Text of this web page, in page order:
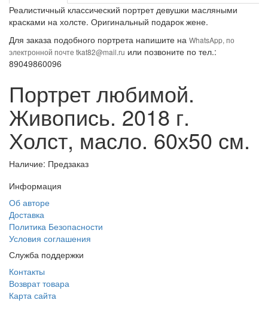
Реалистичный классический портрет девушки масляными
красками на холсте. Оригинальный подарок жене.
Для заказа подобного портрета напишите на WhatsApp, по
электронной почте tkat82@mail.ru или позвоните по тел.:
89049860096
Портрет любимой.
Живопись. 2018 г.
Холст, масло. 60х50 см.
Наличие: Предзаказ
Информация
Об авторе
Доставка
Политика Безопасности
Условия соглашения
Служба поддержки
Контакты
Возврат товара
Карта сайта